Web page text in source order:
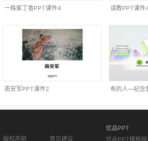
一株紫丁香PPT课件4 请教PPT课件
南安军PPT课件2 有的人—纪念
版权声明 意见建议
优品PPT
优品PPT模板